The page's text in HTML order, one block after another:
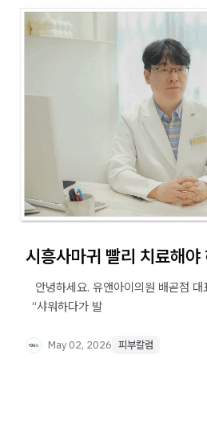
시흥사마귀 빨리 치료해야
안녕하세요. 유앤아이의원 배곧점
​ ​ “샤워하다가 발
May 02, 2026 피부칼럼